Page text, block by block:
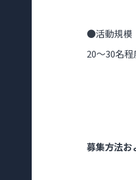
●活動規模
20～30名程
募集方法お